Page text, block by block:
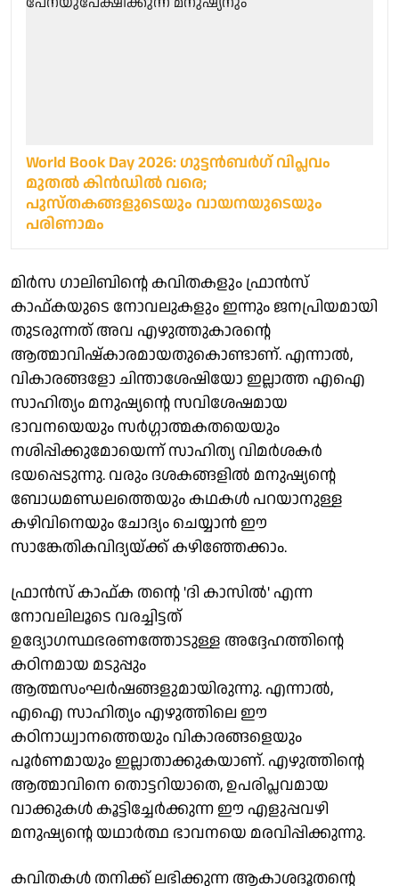
World Book Day 2026: ഗുട്ടൻബർഗ് വിപ്ലവം
മുതൽ കിൻഡിൽ വരെ;
പുസ്തകങ്ങളുടെയും വായനയുടെയും
പരിണാമം
മിര്‍സ ഗാലിബിന്റെ കവിതകളും ഫ്രാന്‍സ്
കാഫ്കയുടെ നോവലുകളും ഇന്നും ജനപ്രിയമായി
തുടരുന്നത് അവ എഴുത്തുകാരന്റെ
ആത്മാവിഷ്‌കാരമായതുകൊണ്ടാണ്. എന്നാല്‍,
വികാരങ്ങളോ ചിന്താശേഷിയോ ഇല്ലാത്ത എഐ
സാഹിത്യം മനുഷ്യന്റെ സവിശേഷമായ
ഭാവനയെയും സര്‍ഗ്ഗാത്മകതയെയും
നശിപ്പിക്കുമോയെന്ന് സാഹിത്യ വിമര്‍ശകര്‍
ഭയപ്പെടുന്നു. വരും ദശകങ്ങളില്‍ മനുഷ്യന്റെ
ബോധമണ്ഡലത്തെയും കഥകള്‍ പറയാനുള്ള
കഴിവിനെയും ചോദ്യം ചെയ്യാന്‍ ഈ
സാങ്കേതികവിദ്യയ്ക്ക് കഴിഞ്ഞേക്കാം.
ഫ്രാന്‍സ് കാഫ്ക തന്റെ 'ദി കാസില്‍' എന്ന
നോവലിലൂടെ വരച്ചിട്ടത്
ഉദ്യോഗസ്ഥഭരണത്തോടുള്ള അദ്ദേഹത്തിന്റെ
കഠിനമായ മടുപ്പും
ആത്മസംഘര്‍ഷങ്ങളുമായിരുന്നു. എന്നാല്‍,
എഐ സാഹിത്യം എഴുത്തിലെ ഈ
കഠിനാധ്വാനത്തെയും വികാരങ്ങളെയും
പൂര്‍ണമായും ഇല്ലാതാക്കുകയാണ്. എഴുത്തിന്റെ
ആത്മാവിനെ തൊട്ടറിയാതെ, ഉപരിപ്ലവമായ
വാക്കുകള്‍ കൂട്ടിച്ചേര്‍ക്കുന്ന ഈ എളുപ്പവഴി
മനുഷ്യന്റെ യഥാര്‍ത്ഥ ഭാവനയെ മരവിപ്പിക്കുന്നു.
കവിതകള്‍ തനിക്ക് ലഭിക്കുന്ന ആകാശദൂതന്റെ